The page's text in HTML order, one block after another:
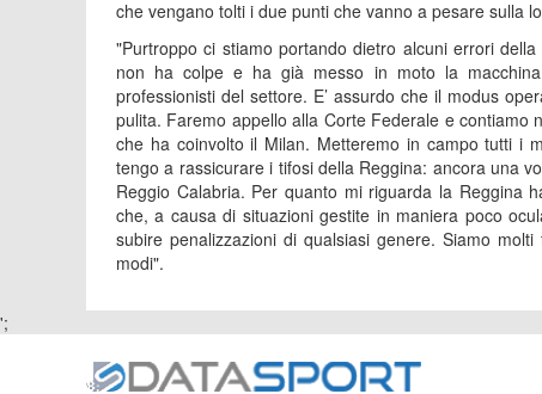
che vengano tolti i due punti che vanno a pesare sulla
"Purtroppo ci stiamo portando dietro alcuni errori
non ha colpe e ha già messo in moto la
professionisti del settore. E’ assurdo che il modus
pulita. Faremo appello alla Corte Federale e contiamo
che ha coinvolto il Milan. Metteremo in campo tutti i
tengo a rassicurare i tifosi della Reggina: ancora una
Reggio Calabria. Per quanto mi riguarda la Reggina
che, a causa di situazioni gestite in maniera poco
subire penalizzazioni di qualsiasi genere. Siamo
modi".
';